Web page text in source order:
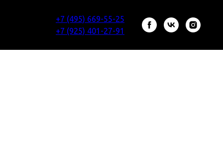
+7 (495) 669-55-25
+7 (925) 401-27-91